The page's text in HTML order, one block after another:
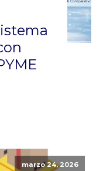
marzo 24, 2026